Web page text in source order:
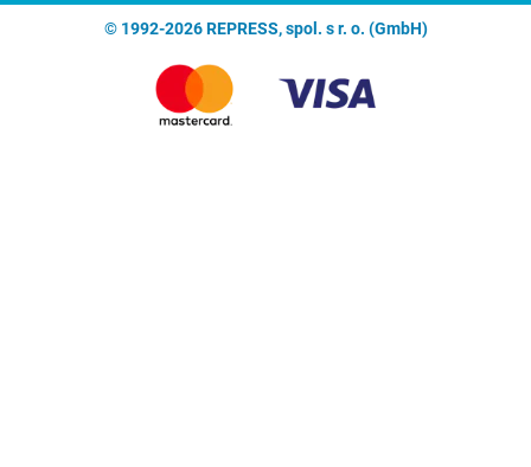
© 1992-2026 REPRESS, spol. s r. o. (GmbH)